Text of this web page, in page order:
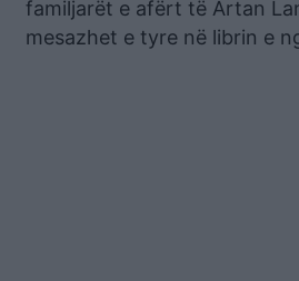
familjarët e afërt të Artan
mesazhet e tyre në librin e